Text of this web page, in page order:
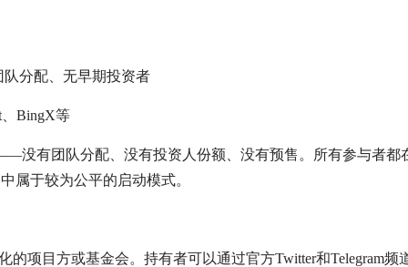
队分配、无早期投资者
、BingX等
没有团队分配、没有投资人份额、没有预售。所有参与者都
属于较为公平的启动模式。
的项目方或基金会。持有者可以通过官方Twitter和Telegram频